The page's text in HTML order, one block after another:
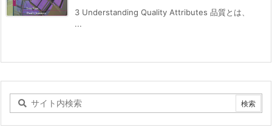
3 Understanding Quality Attributes 品質とは、
...